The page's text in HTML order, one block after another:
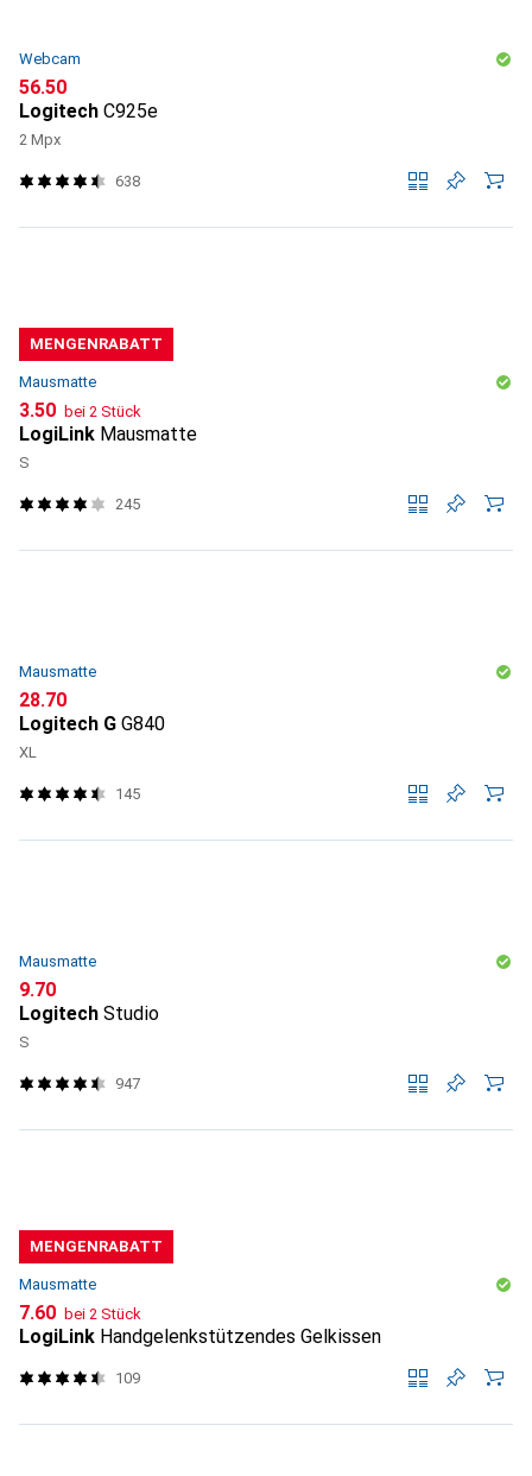
Webcam
CHF
56.50
Logitech C925e
2 Mpx
638
MENGENRABATT
Mausmatte
CHF
3.50 bei 2 Stück
LogiLink Mausmatte
S
245
Mausmatte
CHF
28.70
Logitech G G840
XL
145
Mausmatte
CHF
9.70
Logitech Studio
S
947
MENGENRABATT
Mausmatte
CHF
7.60 bei 2 Stück
LogiLink Handgelenkstützendes Gelkissen
109